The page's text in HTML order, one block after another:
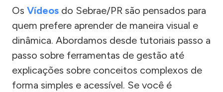
Os Vídeos do Sebrae/PR são pensados para
quem prefere aprender de maneira visual e
dinâmica. Abordamos desde tutoriais passo a
passo sobre ferramentas de gestão até
explicações sobre conceitos complexos de
forma simples e acessível. Se você é